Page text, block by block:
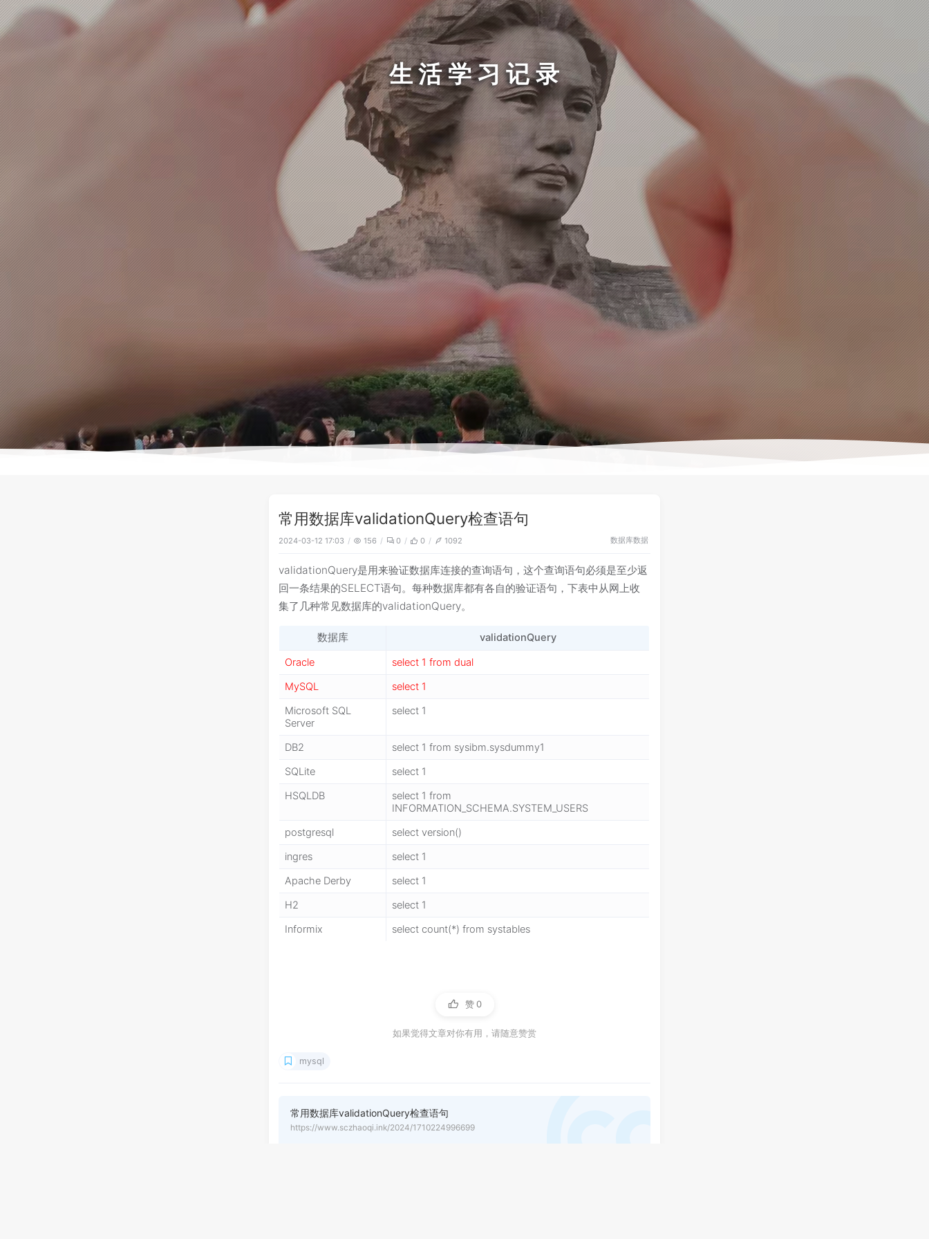
生活学习记录
常用数据库validationQuery检查语句
2024-03-12 17:03 156 0 0 1092 数据库数据
validationQuery是用来验证数据库连接的查询语句，这个查询语句必须是至少返
回一条结果的SELECT语句。每种数据库都有各自的验证语句，下表中从网上收
集了几种常见数据库的validationQuery。
数据库
validationQuery
Oracle
select 1 from dual
MySQL
select 1
Microsoft SQL
Server
select 1
DB2
select 1 from sysibm.sysdummy1
SQLite
select 1
HSQLDB
select 1 from
INFORMATION_SCHEMA.SYSTEM_USERS
postgresql
select version()
ingres
select 1
Apache Derby
select 1
H2
select 1
Informix
select count(*) from systables
赞 0
如果觉得文章对你有用，请随意赞赏
mysql
常用数据库validationQuery检查语句
https://www.sczhaoqi.ink/2024/1710224996699